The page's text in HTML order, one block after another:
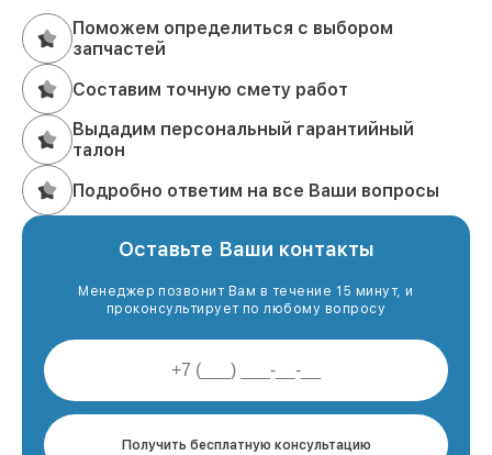
Поможем определиться с выбором
запчастей
Составим точную смету работ
Выдадим персональный гарантийный
талон
Подробно ответим на все Ваши вопросы
Оставьте Ваши контакты
Менеджер позвонит Вам в течение 15 минут, и
проконсультирует по любому вопросу
Получить бесплатную консультацию